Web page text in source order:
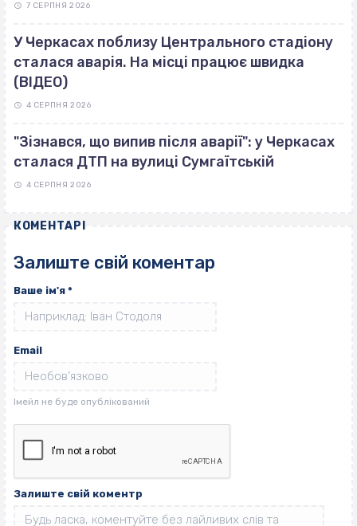
7 СЕРПНЯ 2026
У Черкасах поблизу Центрального стадіону
сталася аварія. На місці працює швидка
(ВІДЕО)
4 СЕРПНЯ 2026
"Зізнався, що випив після аварії": у Черкасах
сталася ДТП на вулиці Сумгаїтській
4 СЕРПНЯ 2026
КОМЕНТАРІ
Залиште свій коментар
Ваше ім'я *
Email
Залиште свій коментр